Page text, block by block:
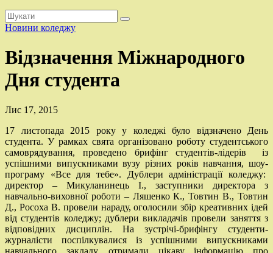
Новини коледжу
Відзначення Міжнародного
Дня студента
Лис 17, 2015
17 листопада 2015 року у коледжі було відзначено День
студента. У рамках свята організовано роботу студентського
самоврядування, проведено брифінг студентів-лідерів із
успішними випускниками вузу різних років навчання, шоу-
програму «Все для тебе». Дублери адміністрації коледжу:
директор – Микуланинець І., заступники директора з
навчально-виховної роботи – Ляшенко К., Товтин В., Товтин
Д., Росоха В. провели нараду, оголосили збір креативних ідей
від студентів коледжу; дублери викладачів провели заняття з
відповідних дисциплін. На зустрічі-брифінгу студенти-
журналісти поспілкувалися із успішними випускниками
навчального закладу, отримали цікаву інформацію про